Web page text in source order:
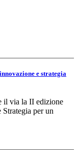
e strategia
il via la II edizione
per un